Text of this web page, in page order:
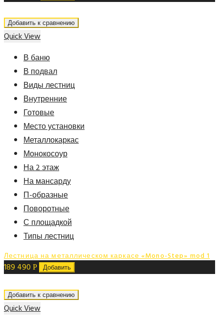
Добавить к сравнению
Quick View
В баню
В подвал
Виды лестниц
Внутренние
Готовые
Место установки
Металлокаркас
Монокосоур
На 2 этаж
На мансарду
П-образные
Поворотные
С площадкой
Типы лестниц
Лестница на металлическом каркасе «Mono-Step» mod 1
189 490 Р Добавить
Добавить к сравнению
Quick View